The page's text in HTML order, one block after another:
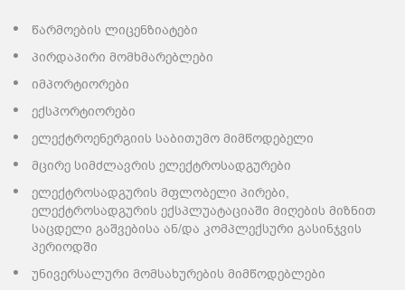
წარმოების ლიცენზიატები
პირდაპირი მომხმარებლები
იმპორტიორები
ექსპორტიორები
ელექტროენერგიის საბითუმო მიმწოდებელი
მცირე სიმძლავრის ელექტროსადგურები
ელექტროსადგურის მფლობელი პირები,
ელექტროსადგურის ექსპლუატაციაში მიღების მიზნით
საცდელი გაშვებისა ან/და კომპლექსური გასინჯვის
პერიოდში
უნივერსალური მომსახურების მიმწოდებლები